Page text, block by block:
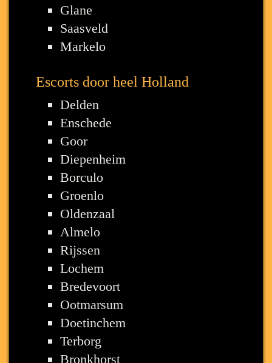
Glane
Saasveld
Markelo
Escorts door heel Holland
Delden
Enschede
Goor
Diepenheim
Borculo
Groenlo
Oldenzaal
Almelo
Rijssen
Lochem
Bredevoort
Ootmarsum
Doetinchem
Terborg
Bronkhorst